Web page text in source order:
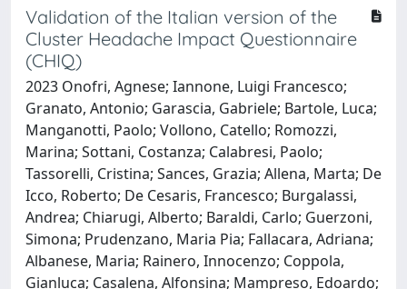
Validation of the Italian version of the
Cluster Headache Impact Questionnaire
(CHIQ)
2023 Onofri, Agnese; Iannone, Luigi Francesco;
Granato, Antonio; Garascia, Gabriele; Bartole, Luca;
Manganotti, Paolo; Vollono, Catello; Romozzi,
Marina; Sottani, Costanza; Calabresi, Paolo;
Tassorelli, Cristina; Sances, Grazia; Allena, Marta; De
Icco, Roberto; De Cesaris, Francesco; Burgalassi,
Andrea; Chiarugi, Alberto; Baraldi, Carlo; Guerzoni,
Simona; Prudenzano, Maria Pia; Fallacara, Adriana;
Albanese, Maria; Rainero, Innocenzo; Coppola,
Gianluca; Casalena, Alfonsina; Mampreso, Edoardo;